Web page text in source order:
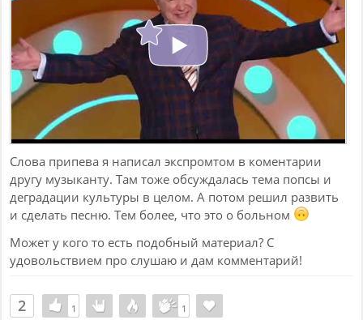
Слова припева я написал экспромтом в коментарии
другу музыканту. Там тоже обсуждалась тема попсы и
деградации культуры в целом. А потом решил развить
и сделать песню. Тем более, что это о больном
Может у кого то есть подобный материал? С
удовольствием про слушаю и дам комментарий!
2 11 11